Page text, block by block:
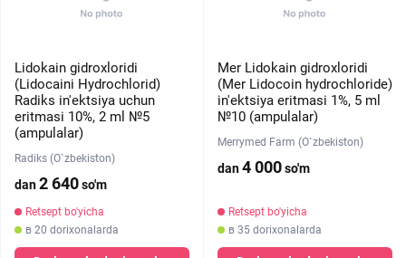
Lidokain gidroxloridi
(Lidocaini Hydrochlorid)
Radiks in'ektsiya uchun
eritmasi 10%, 2 ml №5
(ampulalar)
Radiks (O`zbekiston)
dan2 640so'm
Retsept bo'yicha
в 20 dorixonalarda
Mer Lidokain gidroxloridi
(Mer Lidocoin hydrochloride)
in'ektsiya eritmasi 1%, 5 ml
№10 (ampulalar)
Merrymed Farm (O`zbekiston)
dan4 000so'm
Retsept bo'yicha
в 35 dorixonalarda